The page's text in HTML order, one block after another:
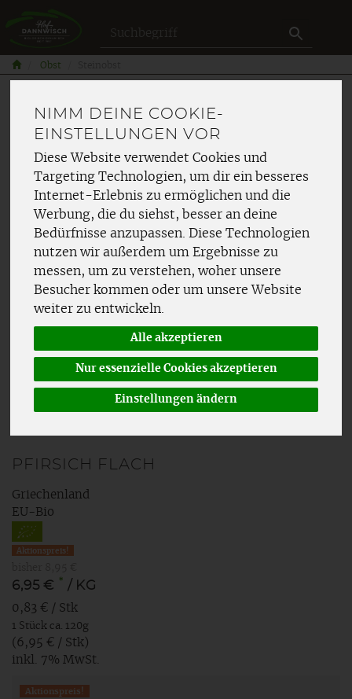
NIMM DEINE COOKIE-
EINSTELLUNGEN VOR
Diese Website verwendet Cookies und
Targeting Technologien, um dir ein besseres
Internet-Erlebnis zu ermöglichen und die
Werbung, die du siehst, besser an deine
Bedürfnisse anzupassen. Diese Technologien
nutzen wir außerdem um Ergebnisse zu
messen, um zu verstehen, woher unsere
Besucher kommen oder um unsere Website
weiter zu entwickeln.
Alle akzeptieren
Nur essenzielle Cookies akzeptieren
Einstellungen ändern
Obst
PFIRSICH FLACH
Griechenland
EU-Bio
Aktionspreis!
6,95 € * / KG
0,83 € / Stk
1 Stück ca. 120g
(6,95 € / Stk)
inkl. 7% MwSt.
Aktionspreis!